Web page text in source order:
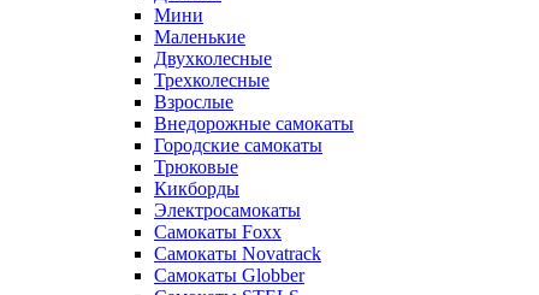
Мини
Маленькие
Двухколесные
Трехколесные
Взрослые
Внедорожные самокаты
Городские самокаты
Трюковые
Кикборды
Электросамокаты
Самокаты Foxx
Самокаты Novatrack
Самокаты Globber